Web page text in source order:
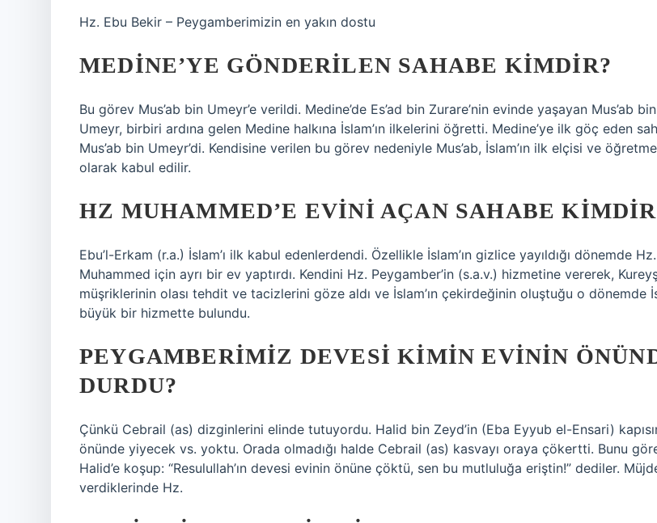
Hz. Ebu Bekir – Peygamberimizin en yakın dostu
MEDINE’YE GÖNDERILEN SAHABE KIMDIR?
Bu görev Mus’ab bin Umeyr’e ​​verildi. Medine’de Es’ad bin Zurare’nin evinde yaşayan Mus’ab bin
Umeyr, birbiri ardına gelen Medine halkına İslam’ın ilkelerini öğretti. Medine’ye ilk göç eden
Mus’ab bin Umeyr’di. Kendisine verilen bu görev nedeniyle Mus’ab, İslam’ın ilk elçisi ve
olarak kabul edilir.
HZ MUHAMMED’E EVINI AÇAN SAHABE
Ebu’l-Erkam (r.a.) İslam’ı ilk kabul edenlerdendi. Özellikle İslam’ın gizlice yayıldığı dönemde Hz.
Muhammed için ayrı bir ev yaptırdı. Kendini Hz. Peygamber’in (s.a.v.) hizmetine vererek,
müşriklerinin olası tehdit ve tacizlerini göze aldı ve İslam’ın çekirdeğinin oluştuğu o dönemde
büyük bir hizmette bulundu.
PEYGAMBERIMIZ DEVESI KIMIN EVININ
DURDU?
Çünkü Cebrail (as) dizginlerini elinde tutuyordu. Halid bin Zeyd’in (Eba Eyyub el-Ensari)
önünde yiyecek vs. yoktu. Orada olmadığı halde Cebrail (as) kasvayı oraya çökertti. Bunu
Halid’e koşup: “Resulullah’ın devesi evinin önüne çöktü, sen bu mutluluğa eriştin!” dediler.
verdiklerinde Hz.